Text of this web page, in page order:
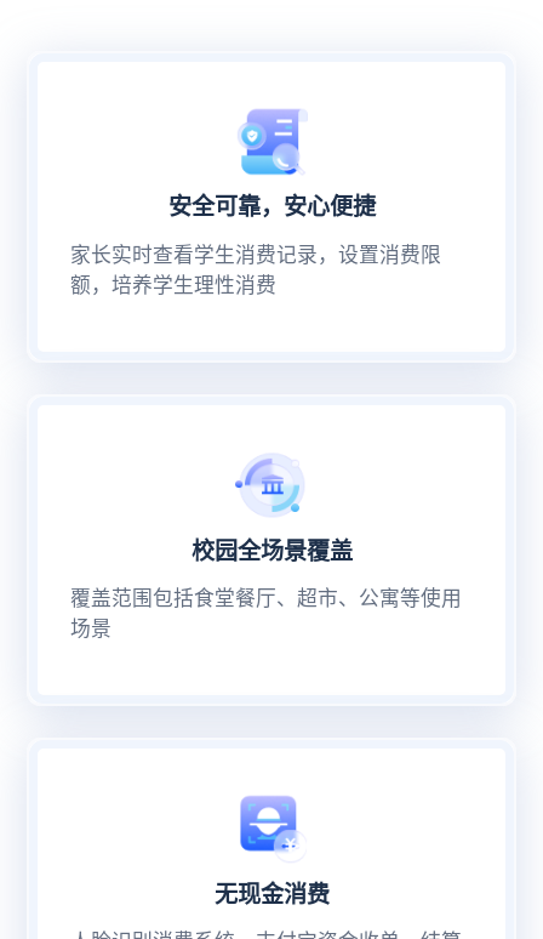
安全可靠，安心便捷
家长实时查看学生消费记录，设置消费限
额，培养学生理性消费
校园全场景覆盖
覆盖范围包括食堂餐厅、超市、公寓等使用
场景
无现金消费